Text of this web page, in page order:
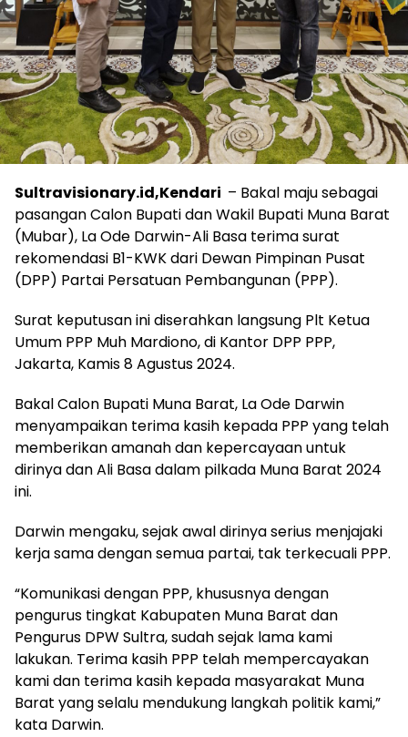
Sultravisionary.id,Kendari – Bakal maju sebagai
pasangan Calon Bupati dan Wakil Bupati Muna Barat
(Mubar), La Ode Darwin-Ali Basa terima surat
rekomendasi B1-KWK dari Dewan Pimpinan Pusat
(DPP) Partai Persatuan Pembangunan (PPP).
Surat keputusan ini diserahkan langsung Plt Ketua
Umum PPP Muh Mardiono, di Kantor DPP PPP,
Jakarta, Kamis 8 Agustus 2024.
Bakal Calon Bupati Muna Barat, La Ode Darwin
menyampaikan terima kasih kepada PPP yang telah
memberikan amanah dan kepercayaan untuk
dirinya dan Ali Basa dalam pilkada Muna Barat 2024
ini.
Darwin mengaku, sejak awal dirinya serius menjajaki
kerja sama dengan semua partai, tak terkecuali PPP.
“Komunikasi dengan PPP, khususnya dengan
pengurus tingkat Kabupaten Muna Barat dan
Pengurus DPW Sultra, sudah sejak lama kami
lakukan. Terima kasih PPP telah mempercayakan
kami dan terima kasih kepada masyarakat Muna
Barat yang selalu mendukung langkah politik kami,”
kata Darwin.